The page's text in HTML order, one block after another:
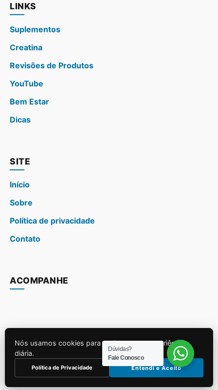
LINKS
Suplementos
Creatina
Revisões de Produtos
YouTube
Bem Estar
Dicas
SITE
Início
Sobre
Política de privacidade
Contato
ACOMPANHE
© 2026melhoresuplementos.com.br
. Todos os direitos
reservados.
Construído para SEO e Performance.
Dúvidas?
Fale Conosco
Nós usamos cookies para melhorar sua experiência
diária.
Política de Privacidade Entendi e Aceito